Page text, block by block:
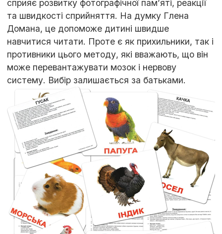
сприяє розвитку фотографічної пам’яті, реакції
та швидкості сприйняття. На думку Глена
Домана, це допоможе дитині швидше
навчитися читати. Проте є як прихильники, так і
противники цього методу, які вважають, що він
може перевантажувати мозок і нервову
систему. Вибір залишається за батьками.